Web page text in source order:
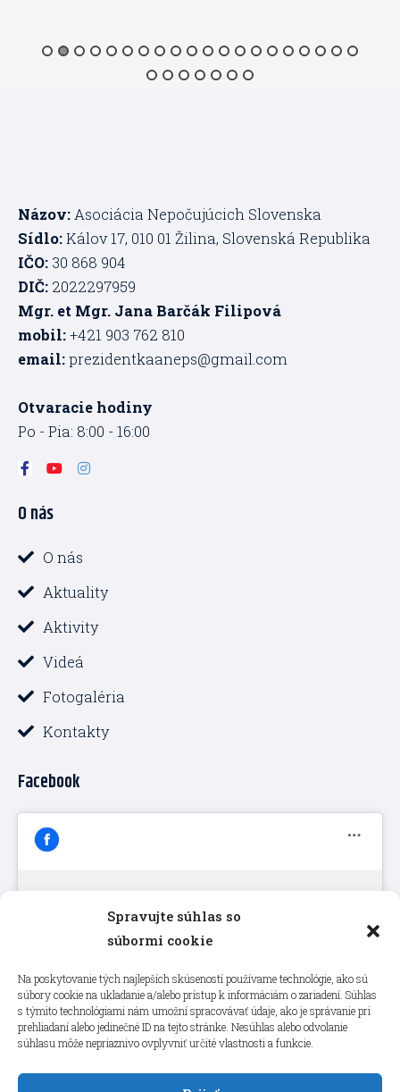
Spravujte súhlas so
súbormi cookie
Na poskytovanie tých najlepších skúseností používame technológie, ako sú
súbory cookie na ukladanie a/alebo prístup k informáciám o zariadení. Súhlas
s týmito technológiami nám umožní spracovávať údaje, ako je správanie pri
prehliadaní alebo jedinečné ID na tejto stránke. Nesúhlas alebo odvolanie
súhlasu môže nepriaznivo ovplyvniť určité vlastnosti a funkcie.
Názov: Asociácia Nepočujúcich Slovenska
Sídlo:Kálov 17, 010 01 Žilina, Slovenská Republika
IČO: 30 868 904
DIČ: 2022297959
Mgr. et Mgr. Jana Barčák Filipová
mobil:+421 903 762 810
email:prezidentkaaneps@gmail.com
Otvaracie hodiny
Po - Pia: 8:00 - 16:00
F
a
e
b
o
k
f
Y
u
e
I
n
O nás
O nás
Aktuality
Aktivity
Videá
Fotogaléria
Kontakty
Facebook
Kliknutím prijmete súbory cookie